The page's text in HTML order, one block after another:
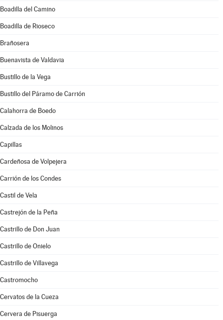
Boadilla del Camino
Boadilla de Rioseco
Brañosera
Buenavista de Valdavia
Bustillo de la Vega
Bustillo del Páramo de Carrión
Calahorra de Boedo
Calzada de los Molinos
Capillas
Cardeñosa de Volpejera
Carrión de los Condes
Castil de Vela
Castrejón de la Peña
Castrillo de Don Juan
Castrillo de Onielo
Castrillo de Villavega
Castromocho
Cervatos de la Cueza
Cervera de Pisuerga